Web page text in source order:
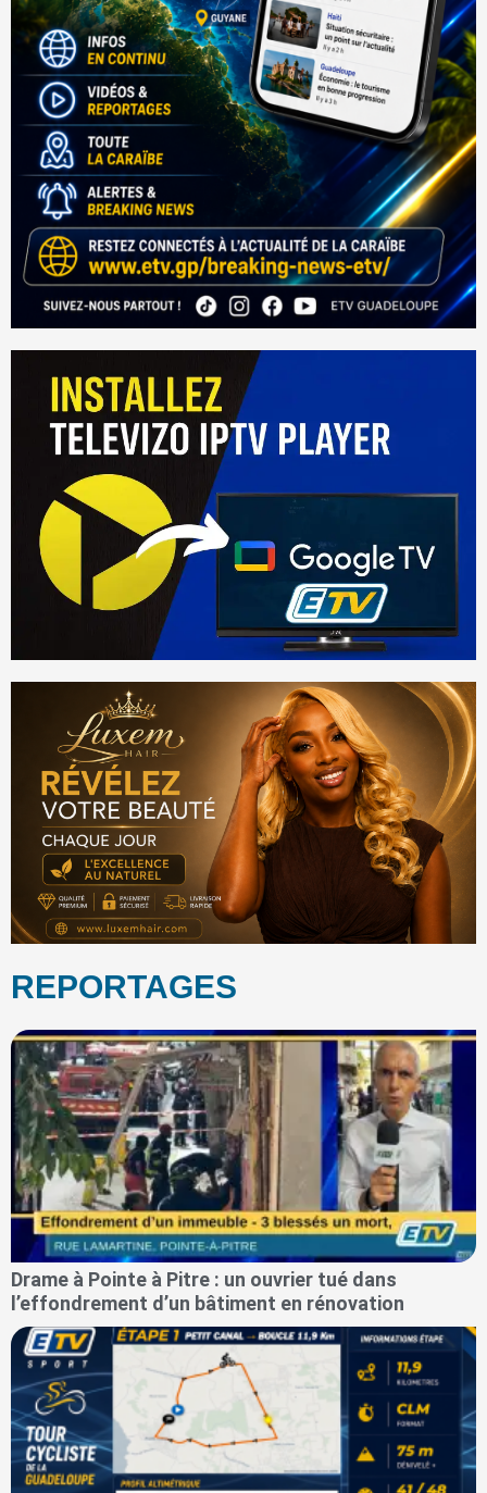
REPORTAGES
Drame à Pointe à Pitre : un ouvrier tué dans
l’effondrement d’un bâtiment en rénovation